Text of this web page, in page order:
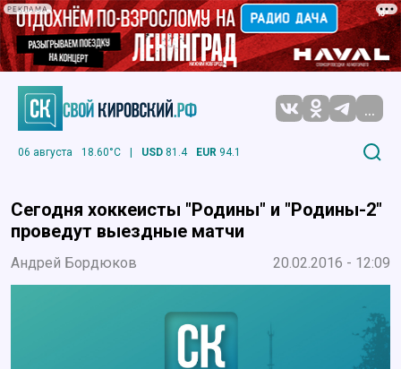
РЕКЛАМА
...
06 августа 18.60°C | USD 81.4 EUR 94.1
Сегодня хоккеисты "Родины" и "Родины-2"
проведут выездные матчи
Андрей Бордюков 20.02.2016 - 12:09